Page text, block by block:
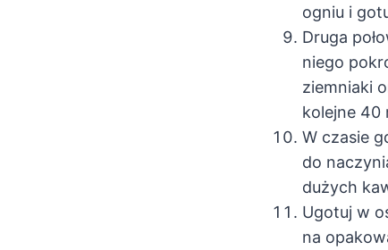
ogniu i
Druga
niego
ziemniaki
kolejne 40
W czasie
do
dużych
Ugotuj w
na